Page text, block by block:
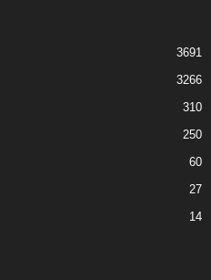
3691
3266
310
250
60
27
14